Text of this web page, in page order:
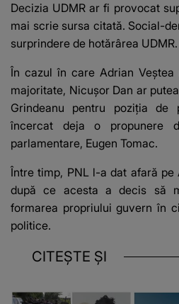
Decizia UDMR ar fi provocat
mai scrie sursa citată. Social-
surprindere de hotărârea UDMR.
În cazul în care Adrian
majoritate, Nicușor Dan ar
Grindeanu pentru poziția de
încercat deja o propunere
parlamentare, Eugen Tomac.
Între timp, PNL l-a dat afară pe
după ce acesta a decis să
formarea propriului guvern în
politice.
CITEȘTE ȘI